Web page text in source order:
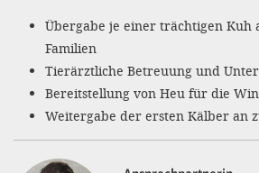
Übergabe je einer trächtigen Kuh
Familien
Tierärztliche Betreuung und
Bereitstellung von Heu für die
Weitergabe der ersten Kälber an